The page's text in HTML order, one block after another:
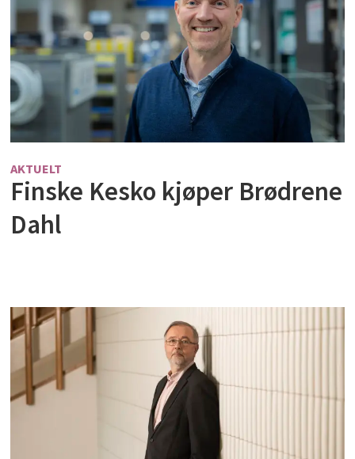
AKTUELT
Finske Kesko kjøper Brødrene
Dahl